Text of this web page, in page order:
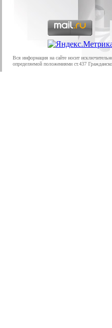
Вся информация на сайте носит
определяемой положениями ст.437